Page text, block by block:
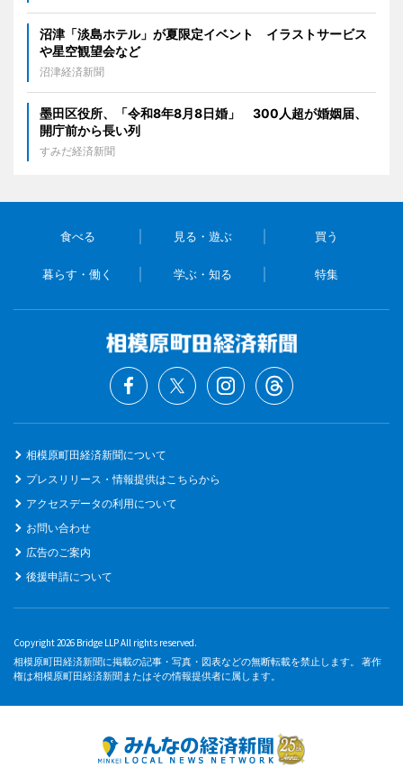
沼津「淡島ホテル」が夏限定イベント イラストサービス
や星空観望会など
沼津経済新聞
墨田区役所、「令和8年8月8日婚」 300人超が婚姻届、
開庁前から長い列
すみだ経済新聞
食べる 見る・遊ぶ 買う
暮らす・働く 学ぶ・知る 特集
相模原町田経済新聞について
プレスリリース・情報提供はこちらから
アクセスデータの利用について
お問い合わせ
広告のご案内
後援申請について
Copyright 2026 Bridge LLP All rights reserved.
相模原町田経済新聞に掲載の記事・写真・図表などの無断転載を禁止します。 著作
権は相模原町田経済新聞またはその情報提供者に属します。